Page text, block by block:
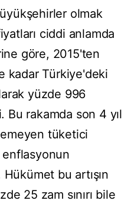
olmak
ciddi anlamda
göre, 2015'ten
kadar Türkiye'deki
yüzde 996
Bu rakamda son 4 yıl
tüketici
enflasyonun
bu artışın
25 zam sınırı bile